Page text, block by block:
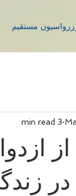
مستقیم
در
3 min read